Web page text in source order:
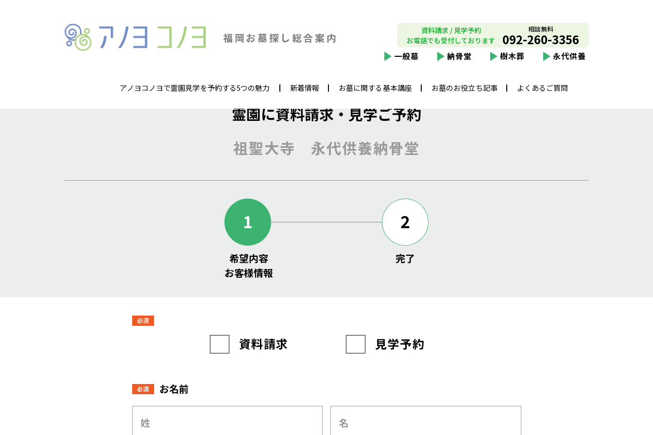
福岡お墓探し 総合案内
資料請求 / 見学予約
お電話でも受付しております
相談無料
092-260-3356
一般墓 納骨堂 樹木葬 永代供養
アノヨコノヨで霊園見学を予約する5つの魅力 新着情報 お墓に関する基本講座 お墓のお役立ち記事 よくあるご質問
霊園に資料請求・見学ご予約
祖聖大寺 永代供養納骨堂
1
希望内容
お客様情報
2
完了
必須
資料請求 見学予約
必須 お名前